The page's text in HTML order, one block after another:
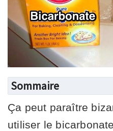
Sommaire
Ça peut paraître
utiliser le